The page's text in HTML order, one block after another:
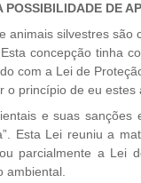
DE
silvestres são
concepção tinha
com a Lei de
princípio de eu
e suas sanções
Esta Lei reuniu a
parcialmente a Lei
ambiental.